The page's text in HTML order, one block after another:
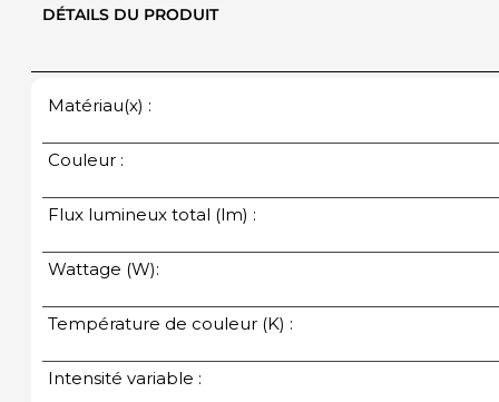
DÉTAILS DU PRODUIT
Matériau(x) :
Couleur :
Flux lumineux total (lm) :
Wattage (W):
Température de couleur (K) :
Intensité variable :